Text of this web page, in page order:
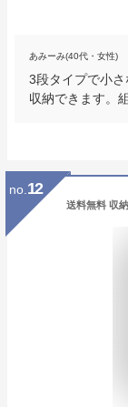
あみーみ(40代・女性)
3段タイプで小
収納できます。
no. 12